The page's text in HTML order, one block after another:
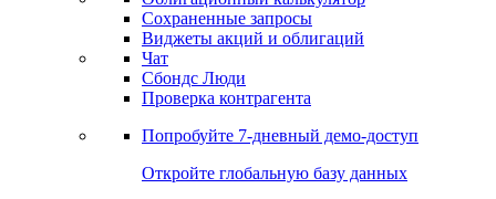
Сохраненные запросы
Виджеты акций и облигаций
Чат
Сбондс Люди
Проверка контрагента
Попробуйте 7-дневный демо-доступ
Откройте глобальную базу данных